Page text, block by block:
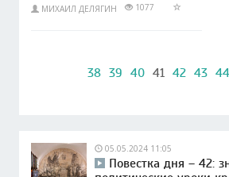
МИХАИЛ ДЕЛЯГИН 1077
38 39 40 41 42 43 44
05.05.2024 11:05
Повестка дня – 42: